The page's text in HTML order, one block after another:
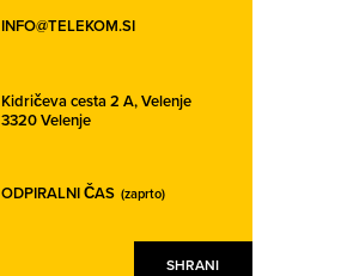
SHRANI
INFO@TELEKOM.SI
Kidričeva cesta 2 A,Velenje
3320 Velenje
ODPIRALNI ČAS (zaprto)